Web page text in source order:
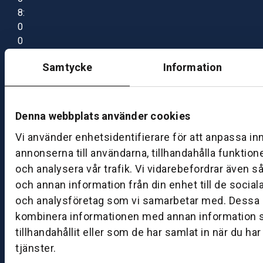
Samtycke Information
Denna webbplats använder cookies
Vi använder enhetsidentifierare för att anpassa
annonserna till användarna, tillhandahålla
och analysera vår trafik. Vi vidarebefordrar även
och annan information från din enhet till de
och analysföretag som vi samarbetar med. Dessa
kombinera informationen med annan information
tillhandahållit eller som de har samlat in när du
tjänster.
8:
0
0
7:
0
B
S
k
ö
v
d